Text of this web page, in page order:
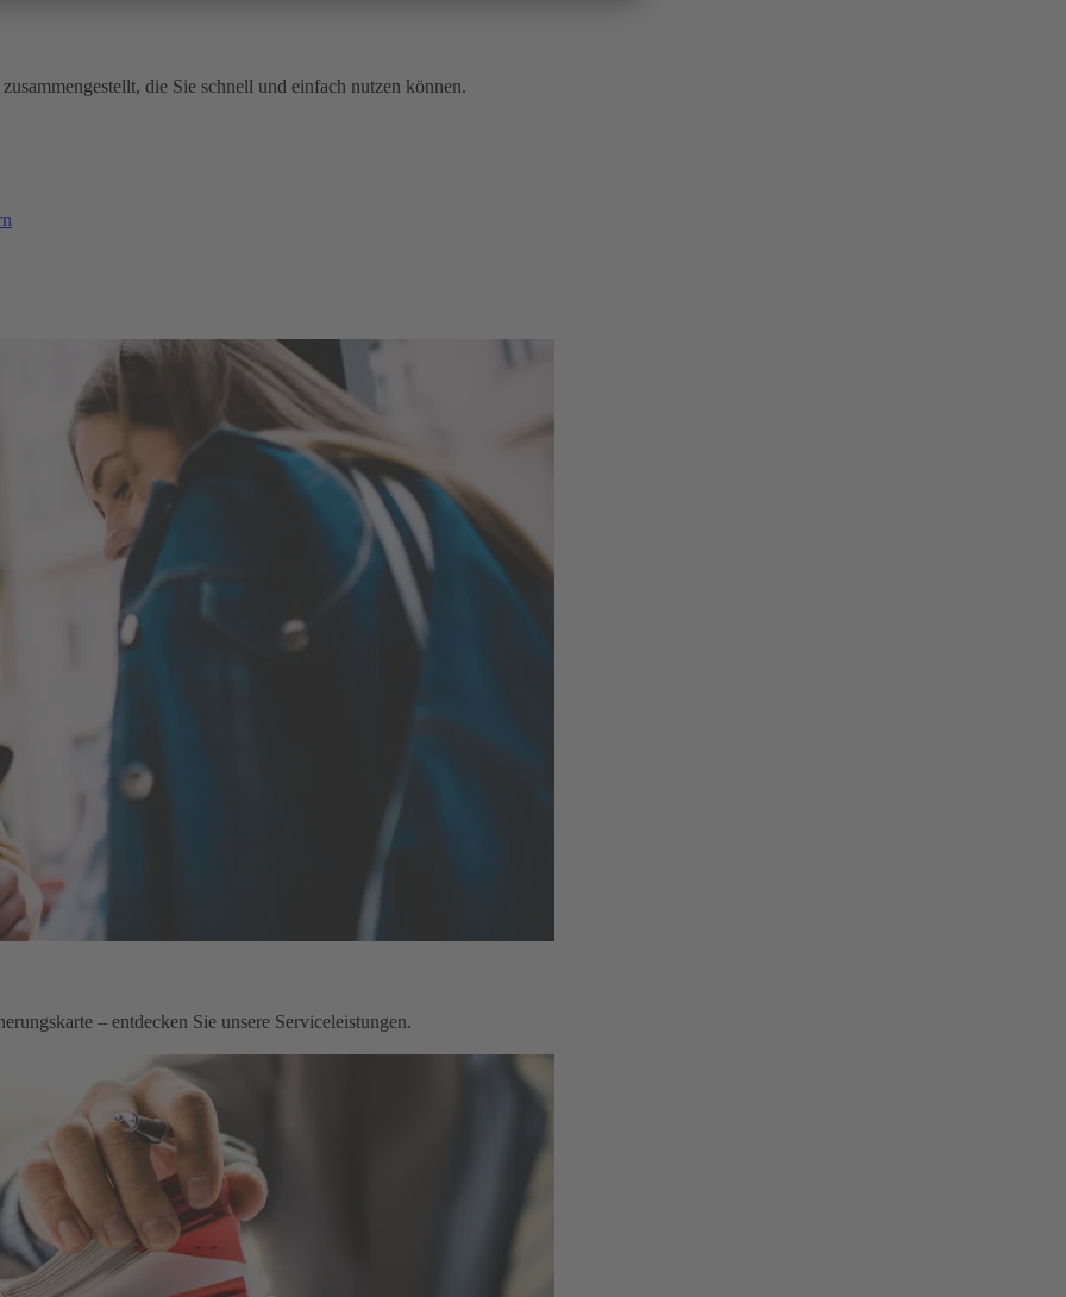
die Sie schnell und einfach nutzen können.
– entdecken Sie unsere Serviceleistungen.